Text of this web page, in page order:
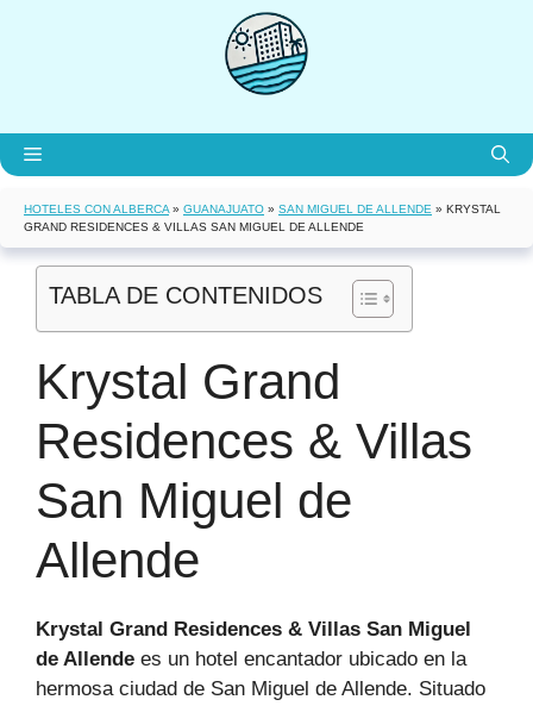
Menú
HOTELES CON ALBERCA » GUANAJUATO » SAN MIGUEL DE ALLENDE » KRYSTAL
GRAND RESIDENCES & VILLAS SAN MIGUEL DE ALLENDE
TABLA DE CONTENIDOS
Krystal Grand
Residences & Villas
San Miguel de
Allende
Krystal Grand Residences & Villas San Miguel
de Allende es un hotel encantador ubicado en la
hermosa ciudad de San Miguel de Allende. Situado